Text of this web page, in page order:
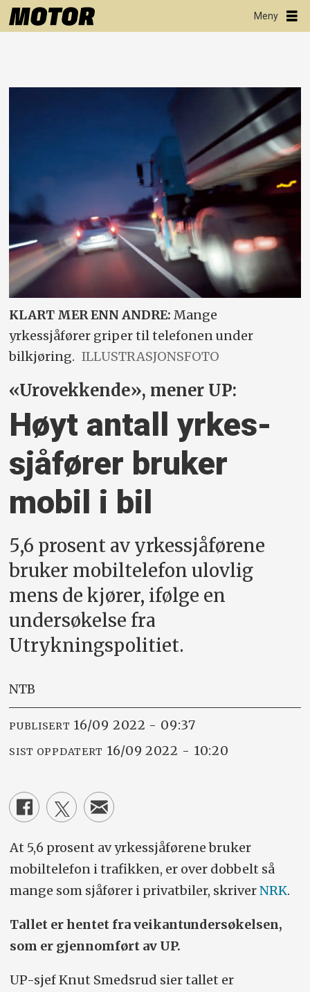
KLART MER ENN ANDRE: Mange
yrkessjåfører griper til telefonen under
bilkjøring. ILLUSTRASJONSFOTO
«Urovekkende», mener UP:
Høyt antall yrkes­
sjåfører bruker
mobil i bil
5,6 prosent av yrkessjåførene
bruker mobiltelefon ulovlig
mens de kjører, ifølge en
undersøkelse fra
Utrykningspolitiet.
NTB
PUBLISERT 16/09 2022 - 09:37
SIST OPPDATERT 16/09 2022 - 10:20
At 5,6 prosent av yrkessjåførene bruker
mobiltelefon i trafikken, er over dobbelt så
mange som sjåfører i privatbiler, skriverNRK.
Tallet er hentet fra veikantundersøkelsen,
som er gjennomført av UP.
UP-sjef Knut Smedsrud sier tallet er